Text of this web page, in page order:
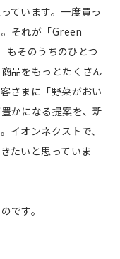
ています。一度買っ
それが「Green
もそのうちのひとつ
品をもっとたくさん
さまに「野菜がおい
かになる提案を、新
イオンネクストで、
たいと思っていま
です。